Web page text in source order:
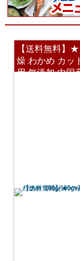
【送料無料】
燥 わかめ カッ
用 無添加 中国